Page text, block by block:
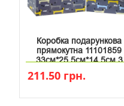
Коробка подарункова
прямокутна 11101859
33см*25.5см*14.5см 3
211.50 грн.